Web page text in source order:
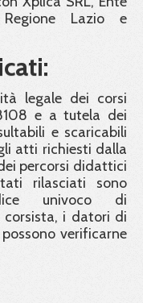
Lazio e
legale dei corsi
e a tutela dei
e scaricabili
atti richiesti dalla
percorsi didattici
rilasciati sono
univoco di
corsista, i datori di
verificarne